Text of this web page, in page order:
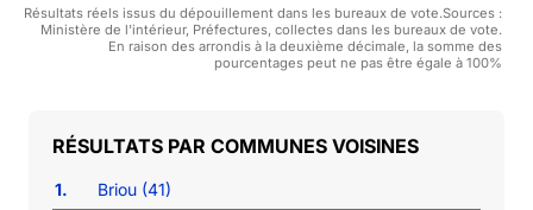
Résultats réels issus du dépouillement dans les bureaux de vote.Sources :
Ministère de l'intérieur, Préfectures, collectes dans les bureaux de vote.
En raison des arrondis à la deuxième décimale, la somme des
pourcentages peut ne pas être égale à 100%
COMMUNES VOISINES
1.
Briou (41)